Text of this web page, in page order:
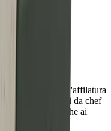
ottenere un'affilatura
come i coltelli da chef
stabile anche ai